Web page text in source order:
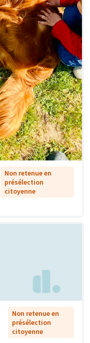
Non retenue en
présélection
citoyenne
Non retenue en
présélection
citoyenne